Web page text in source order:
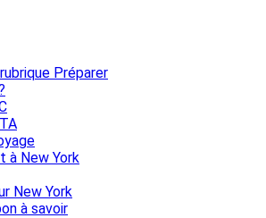
Préparer
à New York
New York
à savoir